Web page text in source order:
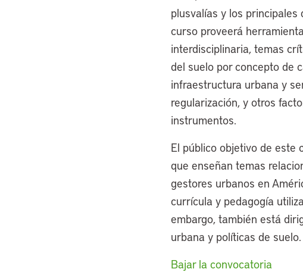
plusvalías y los principales
curso proveerá
interdisciplinaria, temas
del suelo por concepto de
infraestructura urbana y
regularización, y otros
instrumentos.
El público objetivo de este
que enseñan temas
gestores urbanos en
currícula y pedagogía
embargo, también está
urbana y políticas de suelo.
Bajar la convocatoria